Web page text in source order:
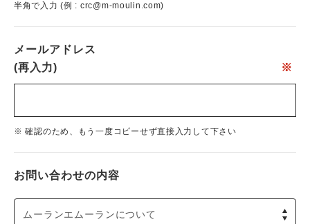
半角で入力 (例 : crc@m-moulin.com)
メールアドレス
(再入力)
※
※ 確認のため、もう一度コピーせず直接入力して下さい
お問い合わせの内容